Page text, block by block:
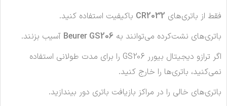
فقط از باتری‌های CR2032 باکیفیت استفاده کنید.
باتری‌های نشت‌کرده می‌توانند به Beurer GS206 آسیب بزنند.
اگر ترازو دیجیتال بیورر GS206 را برای مدت طولانی استفاده
نمی‌کنید، باتری‌ها را خارج کنید.
باتری‌های خالی را در مراکز بازیافت باتری دور بیندازید.